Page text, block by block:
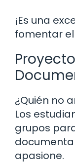
¡Es una
fomentar
¿Quién no
Los
grupos
apasione.